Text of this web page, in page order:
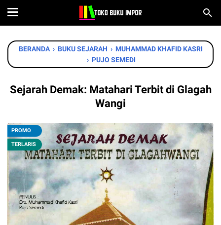
BERANDA › BUKU SEJARAH › MUHAMMAD KHAFID KASRI
› PUJO SEMEDI
Sejarah Demak: Matahari Terbit di Glagah
Wangi
PROMO
TERLARIS